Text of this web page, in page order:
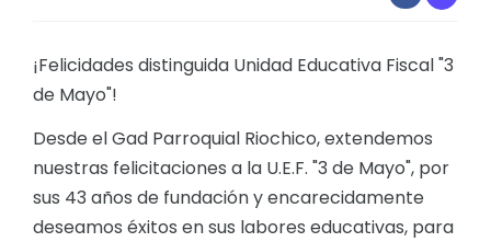
¡Felicidades distinguida Unidad Educativa Fiscal "3
de Mayo"!
Desde el Gad Parroquial Riochico, extendemos
nuestras felicitaciones a la U.E.F. "3 de Mayo", por
sus 43 años de fundación y encarecidamente
deseamos éxitos en sus labores educativas, para